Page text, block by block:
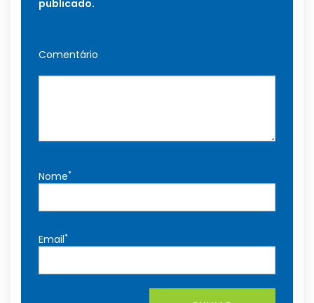
publicado.
Comentário
Nome*
Email*